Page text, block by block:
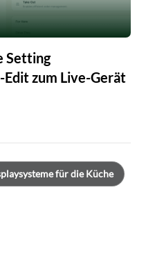
Setting
zum Live-Gerät
für die Küche